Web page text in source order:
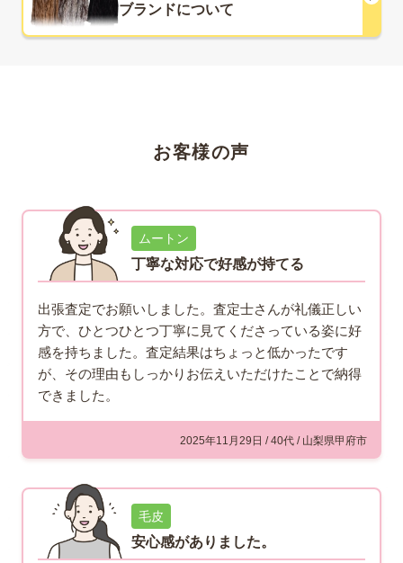
ブランドについて
お客様の声
ムートン
丁寧な対応で好感が持てる
出張査定でお願いしました。査定士さんが礼儀正しい
方で、ひとつひとつ丁寧に見てくださっている姿に好
感を持ちました。査定結果はちょっと低かったです
が、その理由もしっかりお伝えいただけたことで納得
できました。
2025年11月29日 / 40代 / 山梨県甲府市
毛皮
安心感がありました。